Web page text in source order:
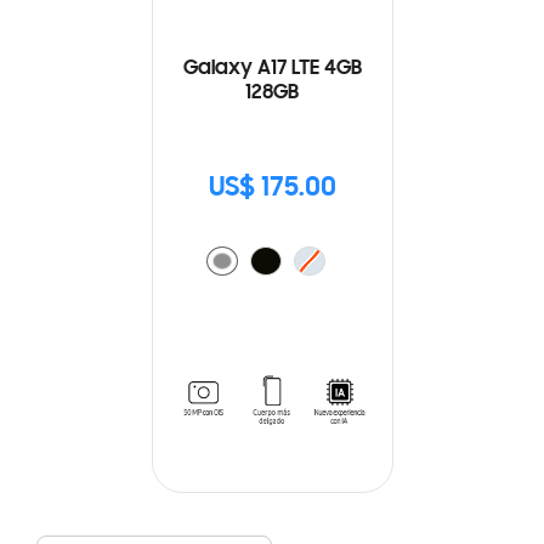
Galaxy A17 LTE 4GB
128GB
US$ 175.00